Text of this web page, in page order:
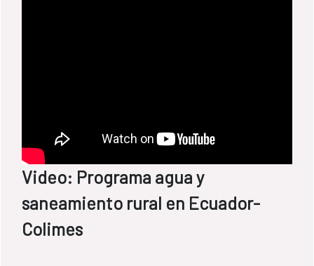
Video: Programa agua y
saneamiento rural en Ecuador-
Colimes